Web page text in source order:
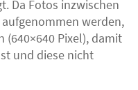
Da Fotos inzwischen
werden,
Pixel), damit
und diese nicht